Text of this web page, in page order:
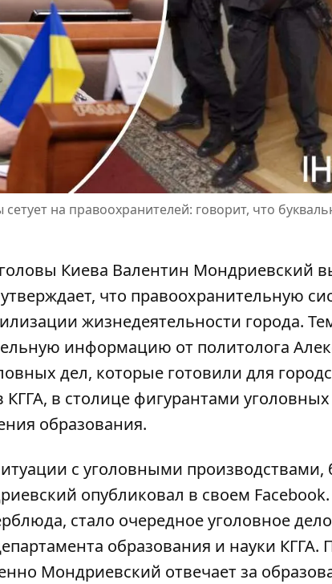
на правоохранителей: говорит, что
Киева Валентин Мондриевский
что правоохранительную
жизнедеятельности города.
информацию от политолога
дел, которые готовили для
КГГА, в столице фигурантами
образования.
с уголовными
опубликовал в своем Facebook
стало очередное уголовное
образования и науки КГГА.
Мондриевский отвечает за